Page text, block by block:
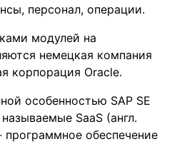
персонал, операции.
модулей на
немецкая компания
корпорация Oracle.
особенностью SAP SE
SaaS (англ.
обеспечение